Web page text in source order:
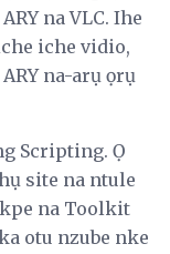
na VLC. Ihe
iche vidio,
na-arụ ọrụ
Scripting. Ọ
site na ntule
na Toolkit
otu nzube nke